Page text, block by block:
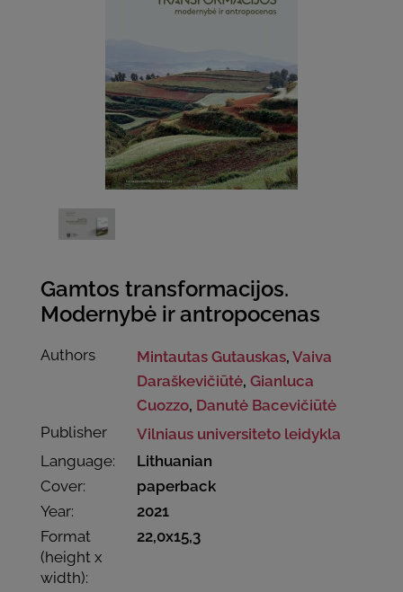
Gamtos transformacijos.
Modernybė ir antropocenas
Authors Mintautas Gutauskas,Vaiva
Daraškevičiūtė,Gianluca
Cuozzo, Danutė Bacevičiūtė
Publisher
Vilniaus universiteto leidykla
Language:
Lithuanian
Cover:
paperback
Year:
2021
Format
(height x
width):
22,0x15,3